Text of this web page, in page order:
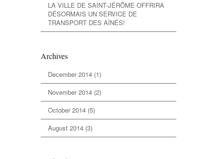
LA VILLE DE SAINT-JÉRÔME OFFRIRA
DÉSORMAIS UN SERVICE DE
TRANSPORT DES AÎNÉS!
Archives
December 2014 (1)
November 2014 (2)
October 2014 (5)
August 2014 (3)